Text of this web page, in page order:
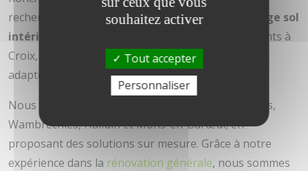
recherche d’un spécialiste pour la pose de
carrelage sol
intérieur à Mouvaux
ou d’un expert en revêtements à
Croix, nous vous apportons une réponse rapide et
adaptée à vos besoins.
Nous couvrons également les secteurs de Bondues,
Wambrechies, Halluin et Mons-en-Barœul, en
proposant des solutions sur mesure. Grâce à notre
expérience dans la rénovation générale, nous sommes
souhaitez activer
Tout accepter
Personnaliser